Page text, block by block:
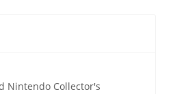
Nintendo Collector's